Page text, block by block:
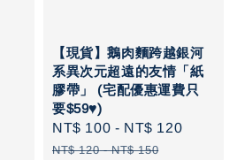
【現貨】鵝肉麵跨越銀河
系異次元超遠的友情「紙
膠帶」 (宅配優惠運費只
要$59♥️)
Sale
price
NT$ 100 - NT$ 120
NT$ 120-NT$ 150